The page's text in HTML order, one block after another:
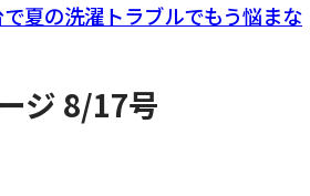
夏の洗濯トラブルでもう悩まな
ジ 8/17号